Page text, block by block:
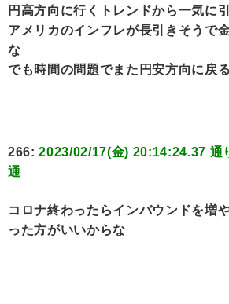
円高方向に行くトレンドから一気に
アメリカのインフレが長引きそうで
な
でも時間の問題でまた円安方向に戻
266:2023/02/17(金) 20:14:24.37 通
通
コロナ終わったらインバウンドを増
った方がいいからな